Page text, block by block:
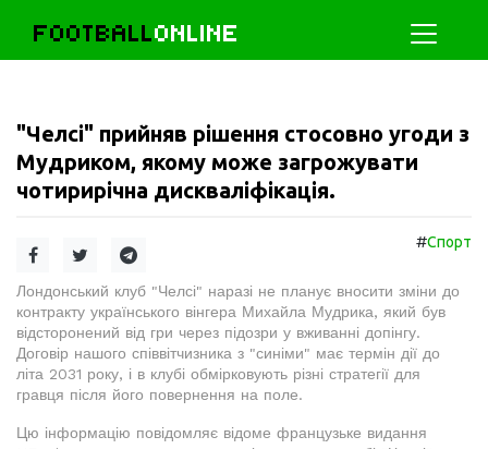
FOOTBALLONLINE
"Челсі" прийняв рішення стосовно угоди з
Мудриком, якому може загрожувати
чотирирічна дискваліфікація.
#Спорт
Лондонський клуб "Челсі" наразі не планує вносити зміни до
контракту українського вінгера Михайла Мудрика, який був
відсторонений від гри через підозри у вживанні допінгу.
Договір нашого співвітчизника з "синіми" має термін дії до
літа 2031 року, і в клубі обмірковують різні стратегії для
гравця після його повернення на поле.
Цю інформацію повідомляє відоме французьке видання